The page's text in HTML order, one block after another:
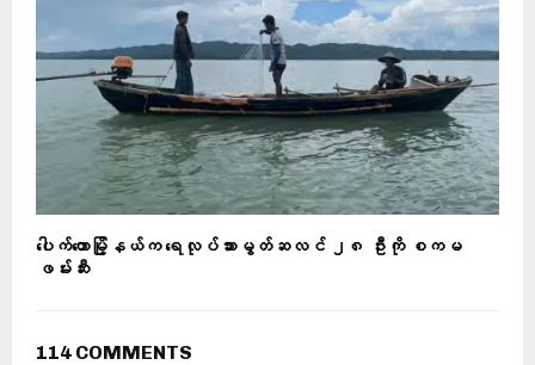
ပေါက်တောမြို့နယ်က ရေလုပ်သားမွတ်ဆလင် ၂၈ ဦးကို စကမ
ဖမ်းဆီး
114 COMMENTS